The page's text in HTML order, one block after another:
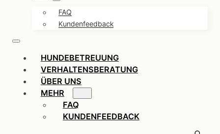
FAQ
Kundenfeedback
HUNDEBETREUUNG
VERHALTENSBERATUNG
ÜBER UNS
MEHR
FAQ
KUNDENFEEDBACK